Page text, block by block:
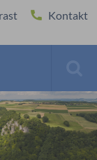
Kontakt